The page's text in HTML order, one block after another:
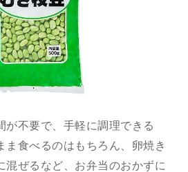
が不要で、手軽に調理できる
ま食べるのはもちろん、卵焼き
混ぜるなど、お弁当のおかずに